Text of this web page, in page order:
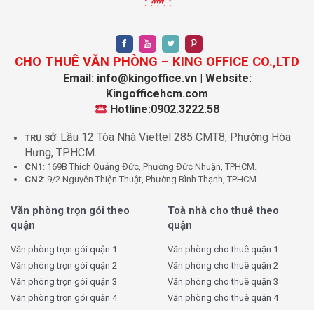
CHO THUÊ VĂN PHÒNG – KING OFFICE CO.,LTD
Email: info@kingoffice.vn | Website:
Kingofficehcm.com
Hotline:0902.3222.58
TRỤ SỞ: Lầu 12 Tòa Nhà Viettel 285 CMT8, Phường Hòa
Hưng, TPHCM.
CN1 : 169B Thích Quảng Đức, Phường Đức Nhuận, TPHCM.
CN2: 9/2 Nguyễn Thiện Thuật, Phường Bình Thạnh, TPHCM.
Văn phòng trọn gói theo
quận
Văn phòng trọn gói quận 1
Văn phòng trọn gói quận 2
Văn phòng trọn gói quận 3
Văn phòng trọn gói quận 4
Toà nhà cho thuê theo
quận
Văn phòng cho thuê quận 1
Văn phòng cho thuê quận 2
Văn phòng cho thuê quận 3
Văn phòng cho thuê quận 4